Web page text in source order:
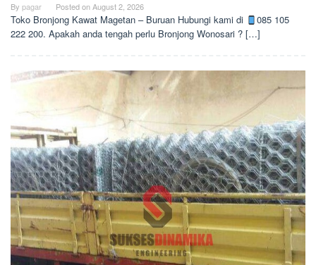
By pagar Posted onAugust 2, 2026
Toko Bronjong Kawat Magetan – Buruan Hubungi kami di
085 105
222 200. Apakah anda tengah perlu Bronjong Wonosari ? […]